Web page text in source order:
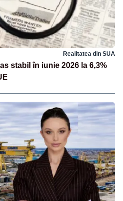
Realitatea din SUA
stabil în iunie 2026 la 6,3%